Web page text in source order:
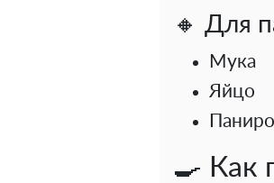
🔸 Для
Мука
Яйцо
🍳 Как